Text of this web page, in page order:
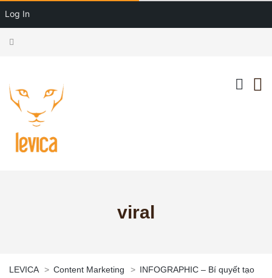
viral
LEVICA > Content Marketing > INFOGRAPHIC – Bí quyết tạo
Log In